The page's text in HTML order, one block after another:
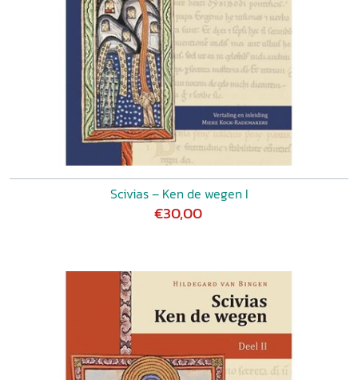
Scivias – Ken de wegen I
€30,00